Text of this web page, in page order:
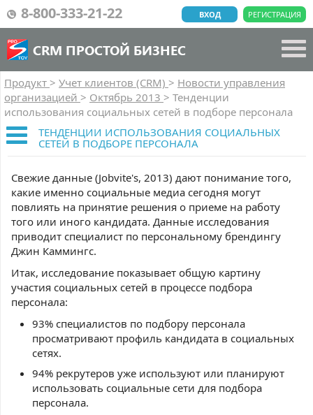
8-800-333-21-22 РЕГИСТРАЦИЯ
ВХОД
CRM ПРОСТОЙ БИЗНЕС
Продукт > Учет клиентов (CRM) > Новости управления
организацией > Октябрь 2013 > Тенденции
использования социальных сетей в подборе персонала
ТЕНДЕНЦИИ ИСПОЛЬЗОВАНИЯ СОЦИАЛЬНЫХ
СЕТЕЙ В ПОДБОРЕ ПЕРСОНАЛА
Свежие данные (Jobvite's, 2013) дают понимание того,
какие именно социальные медиа сегодня могут
повлиять на принятие решения о приеме на работу
того или иного кандидата. Данные исследования
приводит специалист по персональному брендингу
Джин Каммингс.
Итак, исследование показывает общую картину
участия социальных сетей в процессе подбора
персонала:
93% специалистов по подбору персонала
просматривают профиль кандидата в социальных
сетях.
94% рекрутеров уже используют или планируют
использовать социальные сети для подбора
персонала.